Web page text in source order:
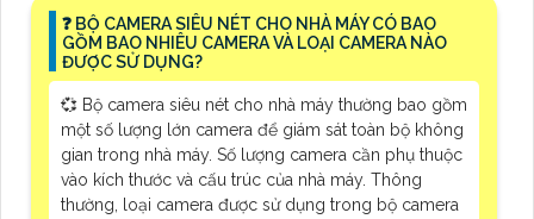
️❓ BỘ CAMERA SIÊU NÉT CHO NHÀ MÁY CÓ BAO
GỒM BAO NHIÊU CAMERA VÀ LOẠI CAMERA NÀO
ĐƯỢC SỬ DỤNG?
💞 Bộ camera siêu nét cho nhà máy thường bao gồm
một số lượng lớn camera để giám sát toàn bộ không
gian trong nhà máy. Số lượng camera cần phụ thuộc
vào kích thước và cấu trúc của nhà máy. Thông
thường, loại camera được sử dụng trong bộ camera